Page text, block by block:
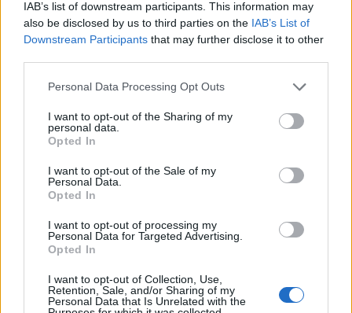
IAB’s list of downstream participants. This information may
also be disclosed by us to third parties on the IAB’s List of
Downstream Participants that may further disclose it to other
Personal Data Processing Opt Outs
I want to opt-out of the Sharing of my
personal data.
Opted In
I want to opt-out of the Sale of my
Personal Data.
Opted In
I want to opt-out of processing my
Personal Data for Targeted Advertising.
Opted In
I want to opt-out of Collection, Use,
Retention, Sale, and/or Sharing of my
Personal Data that Is Unrelated with the
ερεθισμός από το χλώριο; Τι εξηγεί αλλεργιολόγος